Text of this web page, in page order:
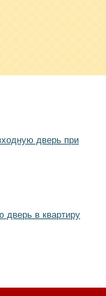
такую
дверь при
дверь в квартиру